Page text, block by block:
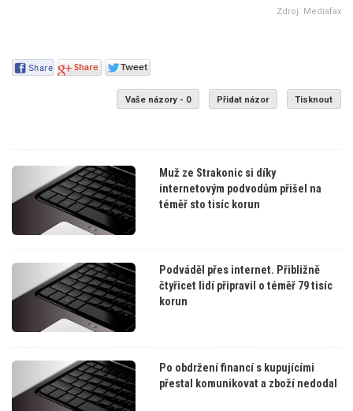
Zdroj: Mediafax
Vaše názory - 0 Přidat názor Tisknout
Muž ze Strakonic si díky
internetovým podvodům přišel na
téměř sto tisíc korun
Podváděl přes internet. Přibližně
čtyřicet lidí připravil o téměř 79 tisíc
korun
Po obdržení financí s kupujícími
přestal komunikovat a zboží nedodal